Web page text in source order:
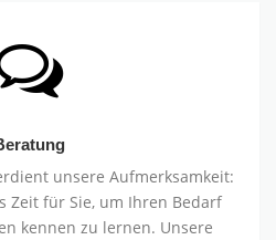
unsere Aufmerksamkeit:
Zeit für Sie, um Ihren Bedarf
kennen zu lernen. Unsere